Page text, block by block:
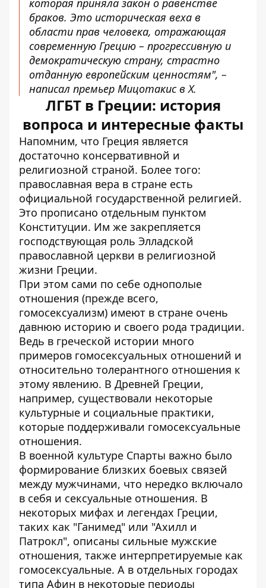
которая приняла закон о равенстве
браков. Это историческая веха в
области прав человека, отражающая
современную Грецию – прогрессивную и
демократическую страну, страстно
отданную европейским ценностям", –
написал премьер Мицотакис в Х.
ЛГБТ в Греции: история
вопроса и интересные факты
Напомним, что Греция является
достаточно консервативной и
религиозной страной. Более того:
православная вера в стране есть
официальной государственной религией.
Это прописано отдельным пунктом
Конституции. Им же закрепляется
господствующая роль Элладской
православной церкви в религиозной
жизни Греции.
При этом сами по себе однополые
отношения (прежде всего,
гомосексуализм) имеют в стране очень
давнюю историю и своего рода традиции.
Ведь в греческой истории много
примеров гомосексуальных отношений и
относительно толерантного отношения к
этому явлению. В Древней Греции,
например, существовали некоторые
культурные и социальные практики,
которые поддерживали гомосексуальные
отношения.
В военной культуре Спарты важно было
формирование близких боевых связей
между мужчинами, что нередко включало
в себя и сексуальные отношения. В
некоторых мифах и легендах Греции,
таких как "Ганимед" или "Ахилл и
Патрокл", описаны сильные мужские
отношения, также интерпретируемые как
гомосексуальные. А в отдельных городах
типа Афин в некоторые периоды